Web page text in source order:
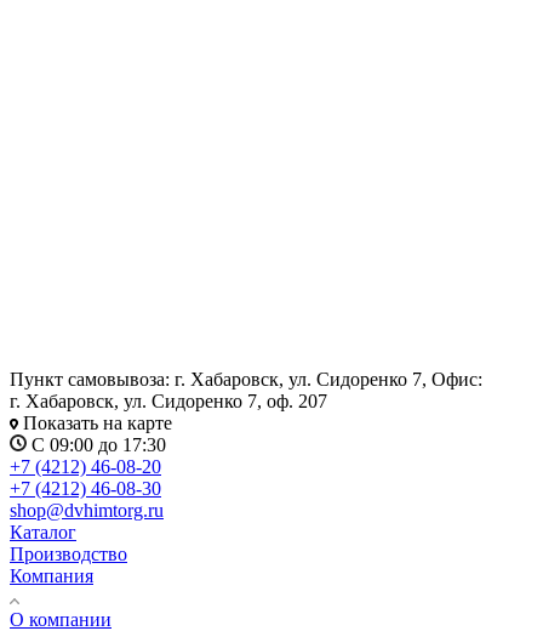
Пункт самовывоза: г. Хабаровск, ул. Сидоренко 7, Офис:
г. Хабаровск, ул. Сидоренко 7, оф. 207
Показать на карте
С 09:00 до 17:30
+7 (4212) 46-08-20
+7 (4212) 46-08-30
shop@dvhimtorg.ru
Каталог
Производство
Компания
О компании